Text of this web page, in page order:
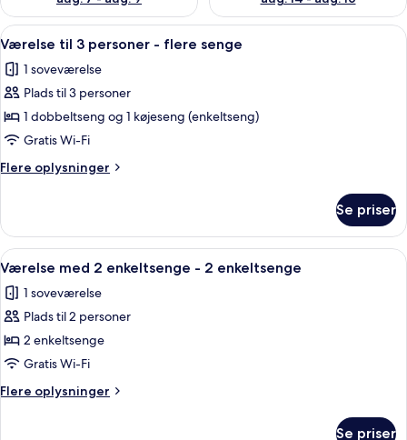
Indlæs
alle
billeder
af
Værelse
til
3
personer
flere
senge
En køjeseng med stige, et natbord,
5
Værelse til 3 personer - flere senge
1 soveværelse
Plads til 3 personer
1 dobbeltseng og 1 køjeseng (enkeltseng)
Gratis Wi-Fi
Flere oplysninger
Flere
til
personer
flere
senge
Se priser
Indlæs
alle
billeder
af
Værelse
med
2
enkeltsenge
Et hotelværelse med to senge, en
8
Værelse med 2 enkeltsenge - 2 enkeltsenge
1 soveværelse
Plads til 2 personer
2 enkeltsenge
Gratis Wi-Fi
Flere oplysninger
Flere
Se priser